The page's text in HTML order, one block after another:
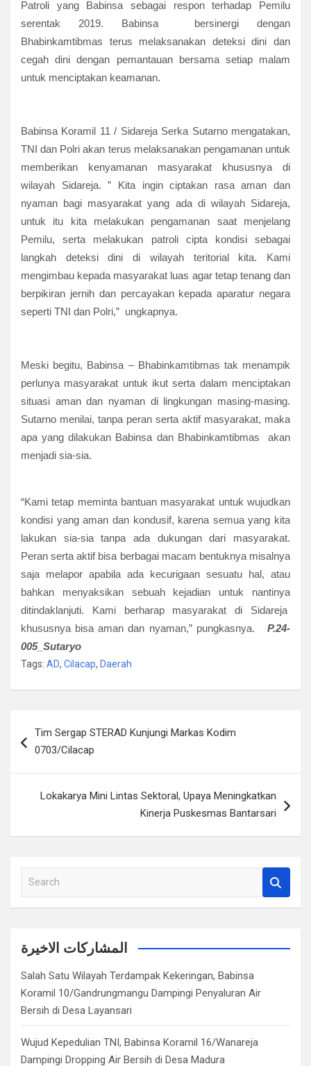
Patroli yang Babinsa sebagai respon terhadap Pemilu
serentak 2019. Babinsa bersinergi dengan
Bhabinkamtibmas terus melaksanakan deteksi dini dan
cegah dini dengan pemantauan bersama setiap malam
untuk menciptakan keamanan.
Babinsa Koramil 11 / Sidareja Serka Sutarno mengatakan,
TNI dan Polri akan terus melaksanakan pengamanan untuk
memberikan kenyamanan masyarakat khususnya di
wilayah Sidareja. ” Kita ingin ciptakan rasa aman dan
nyaman bagi masyarakat yang ada di wilayah Sidareja,
untuk itu kita melakukan pengamanan saat menjelang
Pemilu, serta melakukan patroli cipta kondisi sebagai
langkah deteksi dini di wilayah teritorial kita. Kami
mengimbau kepada masyarakat luas agar tetap tenang dan
berpikiran jernih dan percayakan kepada aparatur negara
seperti TNI dan Polri,” ungkapnya.
Meski begitu, Babinsa – Bhabinkamtibmas tak menampik
perlunya masyarakat untuk ikut serta dalam menciptakan
situasi aman dan nyaman di lingkungan masing-masing.
Sutarno menilai, tanpa peran serta aktif masyarakat, maka
apa yang dilakukan Babinsa dan Bhabinkamtibmas akan
menjadi sia-sia.
“Kami tetap meminta bantuan masyarakat untuk wujudkan
kondisi yang aman dan kondusif, karena semua yang kita
lakukan sia-sia tanpa ada dukungan dari masyarakat.
Peran serta aktif bisa berbagai macam bentuknya misalnya
saja melapor apabila ada kecurigaan sesuatu hal, atau
bahkan menyaksikan sebuah kejadian untuk nantinya
ditindaklanjuti. Kami berharap masyarakat di Sidareja
khususnya bisa aman dan nyaman,” pungkasnya.
P.24-
005_ Sutaryo
Tags: AD, Cilacap, Daerah
posTim Sergap STERAD Kunjungi Markas Kodim
0703/Cilacap
Lokakarya Mini Lintas Sektoral, Upaya Meningkatkan
Kinerja Puskesmas Bantarsari
a
c
المشاركات الاخيرة
Salah Satu Wilayah Terdampak Kekeringan, Babinsa
Koramil 10/Gandrungmangu Dampingi Penyaluran Air
Bersih di Desa Layansari
Wujud Kepedulian TNI, Babinsa Koramil 16/Wanareja
Dampingi Dropping Air Bersih di Desa Madura